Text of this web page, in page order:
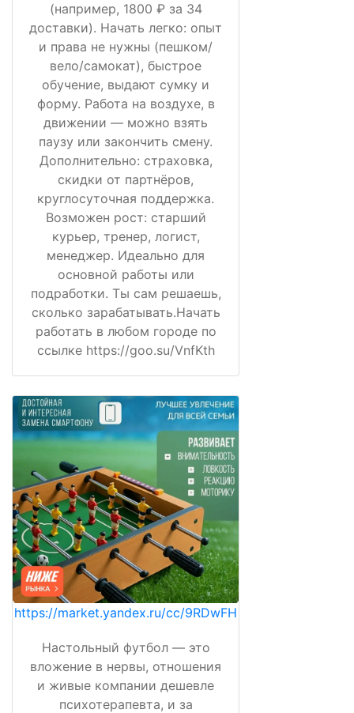
(например, 1800 ₽ за 34
доставки). Начать легко: опыт
и права не нужны (пешком/
вело/самокат), быстрое
обучение, выдают сумку и
форму. Работа на воздухе, в
движении — можно взять
паузу или закончить смену.
Дополнительно: страховка,
скидки от партнёров,
круглосуточная поддержка.
Возможен рост: старший
курьер, тренер, логист,
менеджер. Идеально для
основной работы или
подработки. Ты сам решаешь,
сколько зарабатывать.Начать
работать в любом городе по
ссылке https://goo.su/VnfKth
https://market.yandex.ru/cc/9RDwFH
Настольный футбол — это
вложение в нервы, отношения
и живые компании дешевле
психотерапевта, и за